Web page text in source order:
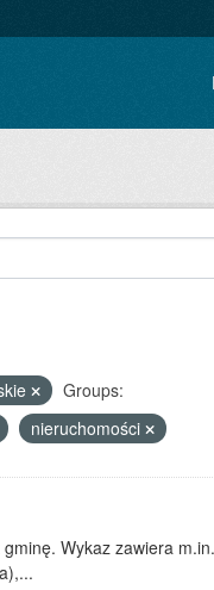
Groups:
nieruchomości
Wykaz zawiera